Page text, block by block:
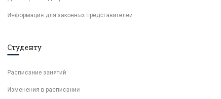
Информация для законных представителей
Студенту
Расписание занятий
Изменения в расписании